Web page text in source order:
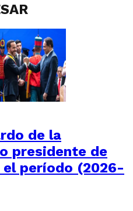
de la
presidente de
el período (2026-